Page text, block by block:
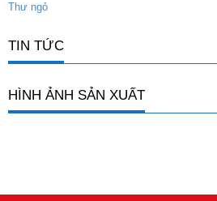
Thư ngỏ
TIN TỨC
HÌNH ẢNH SẢN XUẤT